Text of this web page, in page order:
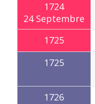
1724
24 Septembre
1725
1725
1726